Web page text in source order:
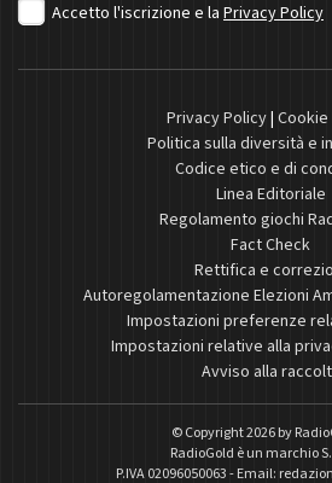
Accetto l'iscrizione e la Privacy Policy
Privacy Policy|
Politica sulla diversità e
Codice etico e di
Linea Editoriale
Regolamento giochi
Fact Check
Rettifica e
Autoregolamentazione Elezioni
Impostazioni preferenze
Impostazioni relative alla
Avviso alla
© Copyright 2026 by
RadioGold è un marchio
P.IVA 02096050063 - Email: